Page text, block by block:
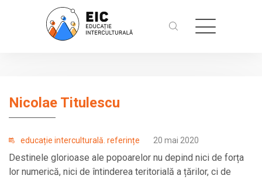
Nicolae Titulescu
educație interculturală. referințe 20 mai 2020
Destinele glorioase ale popoarelor nu depind nici de forța
lor numerică, nici de întinderea teritorială a țărilor, ci de